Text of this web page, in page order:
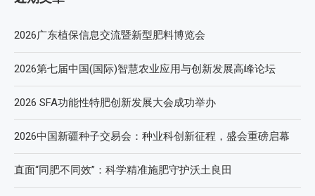
2026广东植保信息交流暨新型肥料博览会
2026第七届中国(国际)智慧农业应用与创新发展高峰论坛
2026 SFA功能性特肥创新发展大会成功举办
2026中国新疆种子交易会：种业科创新征程，盛会重磅启幕
直面“同肥不同效”：科学精准施肥守护沃土良田